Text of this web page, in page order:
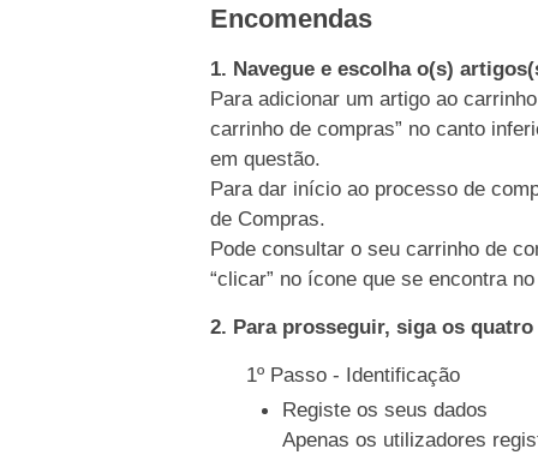
Encomendas
1. Navegue e escolha o(s)
Para adicionar um artigo ao
carrinho de compras” no canto
em questão.
Para dar início ao processo de
de Compras.
Pode consultar o seu carrinho de
“clicar” no ícone que se encontra
2. Para prosseguir, siga os
1º Passo - Identificação
Registe os seus dados
Apenas os utilizadores